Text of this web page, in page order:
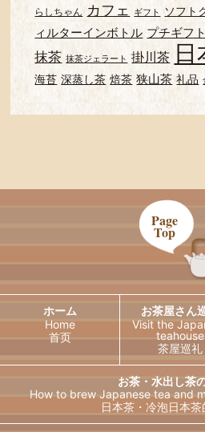
らしちゃん カフェ ギフト ソフト
ィルターインボトル プチギフト
抹茶 抹茶ジェラート 掛川茶 日
海苔 深蒸し茶 焙茶 狭山茶 礼品
ホーム
Home
首页
お茶屋さん
Visit the
teahouse
茶屋巡礼
お茶・水出し茶
How to brew Japanese tea and
日本茶・冷泡日本
Page
Top